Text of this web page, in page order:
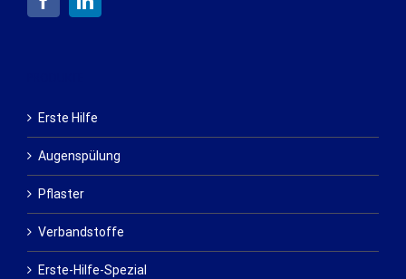
Erste Hilfe
Augenspülung
Pflaster
Verbandstoffe
Erste-Hilfe-Spezial